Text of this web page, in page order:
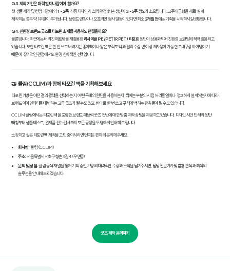
Q3. 제작 기간은 대략 얼마나 잡아야 할까요?
첫 샘플 제작 및 컨펌 과정에 약1~2주, 최종 디자인과 스펙 확정 후 본 생산에3~5주정도가 소요됩니다. 고주파 금형을 새로 설계·
제작하는 경우 약 1주일이 추가됩니다. 브랜드 런칭이나 오프라인 행사 일정이 있다면 최소 2개월 전에는 기획을 시작하시길 권장합니다.
Q4. 친환경 브랜드 굿즈로 타포린 소재를 사용해도 괜찮을까요?
물론입니다. 최근에는 버려진 페트병을 재활용한리사이클 PE/PET(RPET) 타포린원단이 상용화되어 친환경 브랜딩에 적극 활용되고
있습니다. 또한 타포린 백은 한 번 쓰고 버려지는 종이백이나 얇은 부직포 백과 달리 수십 번 이상 재사용이 가능한 고내구성 아이템이기
때문에, 장기적인 관점에서도 환경 친화적인 선택입니다.
🤝 클림(CCLIM)과 함께 타포린 백을 기획해보세요
타포린 가방은 어떤 결의 광택을 선택하는지, 어떤 두께의 원단을 사용하는지, 꺾이는 부분의 시접 처리를 얼마나 정교하게 설계하는지에 따라
브랜드 아이덴티티를 대변하는 고급 굿즈가 될 수도 있고, 반대로 한 번 쓰고 구석에 박히는 판촉물이 될 수도 있습니다.
CCLIM 클림에서는 타포린 백을 포함한 브랜드 패브릭 굿즈 전반에 대한 맞춤 제작 상담을 제공하고 있습니다. 디자인 시안 단계의 원단
매칭부터 샘플 테스트, 완제품 전수 검사까지 모든 공정을 투명하게 안내해 드립니다.
소장하고 싶은 타포린 백 제작을 고민 중이시라면 언제든 편하게 문의해 주세요.
회사명: 클림 (CCLIM)
주소: 서울특별시 서초구 형촌3길 4 (우면동)
문의 및 상담: 클림 공식 채널을 통해 기획 중인 가방의 대략적인 수량과 스펙을 남겨주시면, 담당 전문가가 맞춤형 견적과 최적의
솔루션을 안내해 드리겠습니다.
굿즈 제작 문의하기